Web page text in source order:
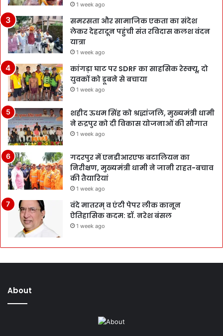
1 week ago
समरसता और सामाजिक एकता का संदेश
लेकर देहरादून पहुंची संत रविदास कलश वंदन
यात्रा
1 week ago
कांगड़ा घाट पर SDRF का साहसिक रेस्क्यू, दो
युवकों को डूबने से बचाया
1 week ago
शहीद ऊधम सिंह को श्रद्धांजलि, मुख्यमंत्री धामी
ने रुद्रपुर को दी विकास योजनाओं की सौगात
1 week ago
गदरपुर में एनडीआरएफ बटालियन का
निरीक्षण, मुख्यमंत्री धामी ने जानी राहत-बचाव
की तैयारियां
1 week ago
वंदे मातरम् व एंटी पेपर लीक कानून
ऐतिहासिक कदम: डॉ. नरेश बंसल
1 week ago
About